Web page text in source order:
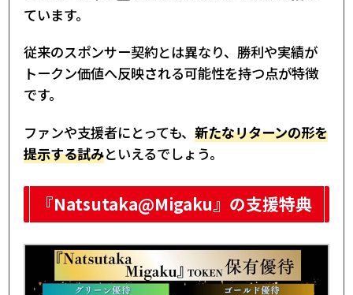
ています。
従来のスポンサー契約とは異なり、勝利や実績が
トークン価値へ反映される可能性を持つ点が特徴
です。
ファンや支援者にとっても、 新たなリターンの形を
提示する試みといえるでしょう。
『Natsutaka@Migaku』の支援特典